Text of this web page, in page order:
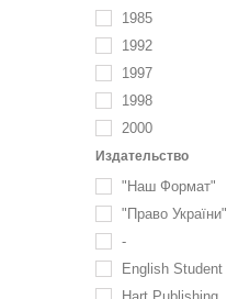
Jonathan Law
Jörg Risse
Kaj I Hobér
Max Gutbrod
Oleksiy Kot
Poliakova G.P.
Robert Alexy
Sergei Sitnikov
Євдокімов П.М.
Європіна Л.Ю.
1985
1992
1997
1998
2000
2001
2002
2003
2004
2005
2006
Издательство
"Наш Формат"
"Право України"
-
English Student